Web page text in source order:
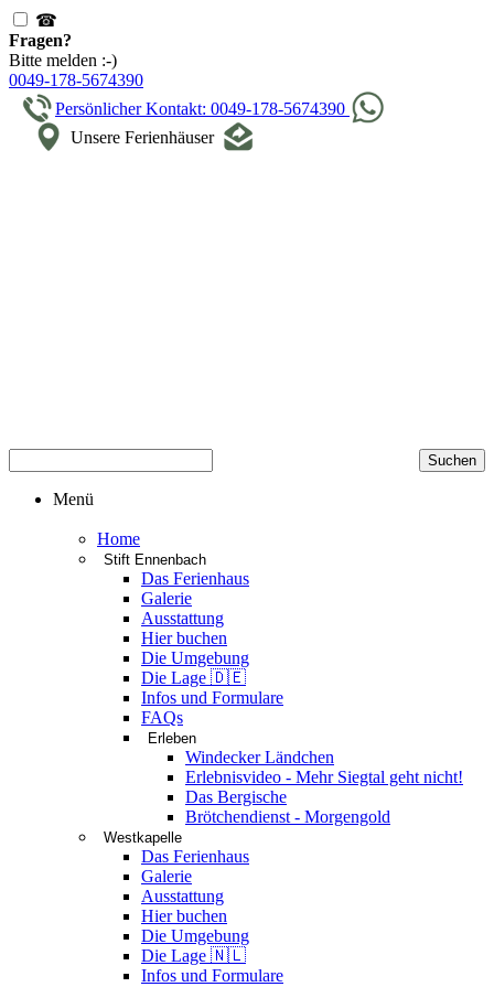
☎
Fragen?
Bitte melden :-)
0049-178-5674390
Persönlicher Kontakt: 0049-178-5674390
Unsere Ferienhäuser
Menü
Home
Stift Ennenbach
Das Ferienhaus
Galerie
Ausstattung
Hier buchen
Die Umgebung
Die Lage 🇩🇪
Infos und Formulare
FAQs
Erleben
Windecker Ländchen
Erlebnisvideo - Mehr Siegtal geht nicht!
Das Bergische
Brötchendienst - Morgengold
Westkapelle
Das Ferienhaus
Galerie
Ausstattung
Hier buchen
Die Umgebung
Die Lage 🇳🇱
Infos und Formulare